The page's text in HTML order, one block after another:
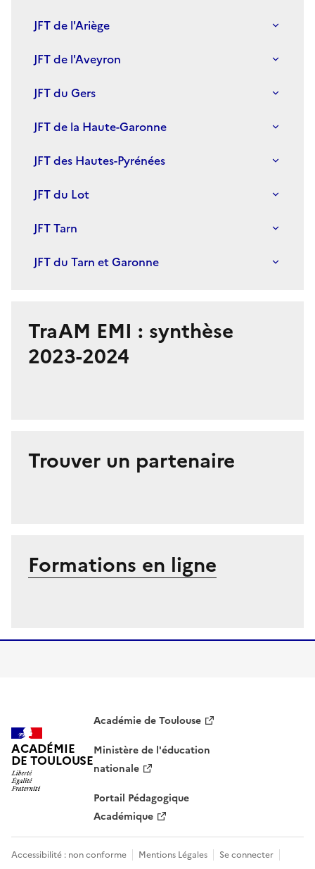
JFT de l'Ariège
JFT de l'Aveyron
JFT du Gers
JFT de la Haute-Garonne
JFT des Hautes-Pyrénées
JFT du Lot
JFT Tarn
JFT du Tarn et Garonne
TraAM EMI : synthèse
2023-2024
Trouver un partenaire
Formations en ligne
ACADÉMIE
DE TOULOUSE
Académie de Toulouse
Ministère de l'éducation
nationale
Portail Pédagogique
Académique
Accessibilité : non conforme Mentions Légales Se connecter